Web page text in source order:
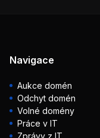
Navigace
Aukce domén
Odchyt domén
Volné domény
Práce v IT
Zprávy z IT